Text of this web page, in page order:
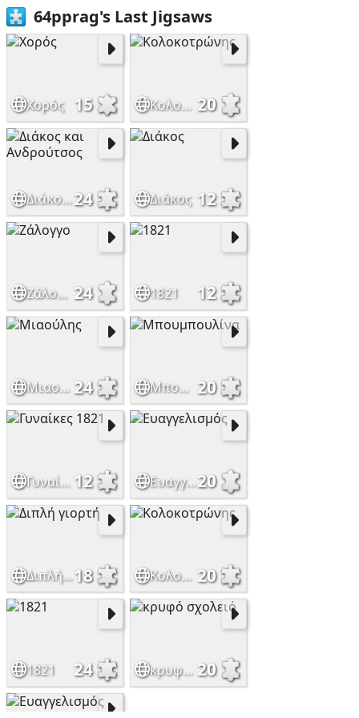
64pprag's Last Jigsaws
Χορός 15 Κολοκοτρώνης 20
Διάκος και Ανδρούτσος24 Διάκος 12
Ζάλογγο 24 1821 12
Μιαούλης 24 Μπουμπουλίνα 20
Γυναίκες 1821 12 Ευαγγελισμός20
Διπλή γιορτή18 Κολοκοτρώνης 20
1821 24 κρυφό σχολειό 20